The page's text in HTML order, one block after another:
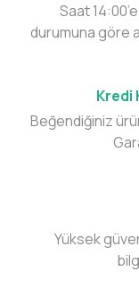
Saat
durumuna göre
Kredi
Beğendiğiniz
Yüksek